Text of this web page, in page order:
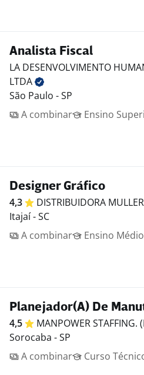
Analista Fiscal
LA DESENVOLVIMENTO
LTDA
São Paulo - SP
A combinar
Ensino
Designer Gráfico
4,3 DISTRIBUIDORA MULLER
Itajaí - SC
A combinar
Ensino
Planejador(A) De
4,5 MANPOWER STAFFING.
Sorocaba - SP
A combinar
Curso